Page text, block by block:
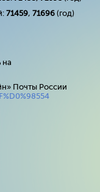
71459, 71696 (год)
на
Почты России